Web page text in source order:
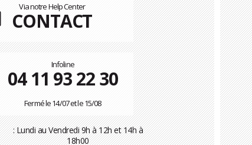
Via notre Help Center
CONTACT
Infoline
04 11 93 22 30
Fermé le 14/07 et le 15/08
: Lundi au Vendredi 9h à 12h et 14h à
18h00